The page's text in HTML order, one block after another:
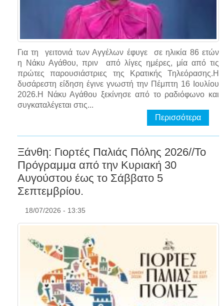
Για τη γειτονιά των Αγγέλων έφυγε σε ηλικία 86 ετών
η Νάκυ Αγάθου, πριν από λίγες ημέρες, μία από τις
πρώτες παρουσιάστριες της Κρατικής Τηλεόρασης.Η
δυσάρεστη είδηση έγινε γνωστή την Πέμπτη 16 Ιουλίου
2026.Η Νάκυ Αγάθου ξεκίνησε από το ραδιόφωνο και
συγκαταλέγεται στις...
Περισσότερα
Ξάνθη: Γιορτές Παλιάς Πόλης 2026//Το
Πρόγραμμα από την Κυριακή 30
Αυγούστου έως το Σάββατο 5
Σεπτεμβρίου.
18/07/2026 - 13:35